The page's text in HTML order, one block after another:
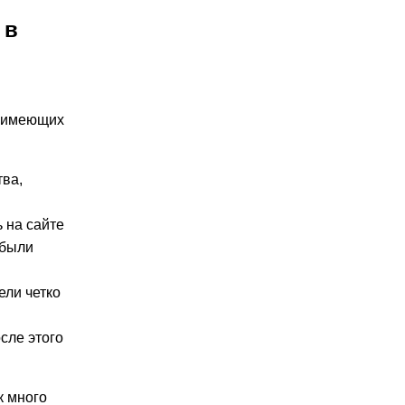
в
имеющих
на сайте
четко
этого
много